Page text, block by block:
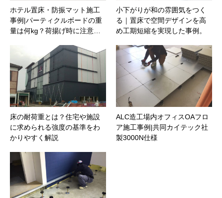
ホテル置床・防振マット施工
事例|パーティクルボードの重
量は何kg？荷揚げ時に注意…
小下がりが和の雰囲気をつく
る｜置床で空間デザインを高
め工期短縮を実現した事例。
床の耐荷重とは？住宅や施設
に求められる強度の基準をわ
かりやすく解説
ALC造工場内オフィスOAフロ
ア施工事例|共同カイテック社
製3000N仕様